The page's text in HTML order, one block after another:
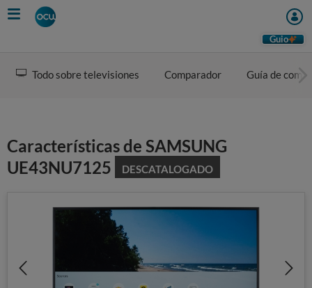
Skip
to
Guio
Todo sobre televisiones Comparador Guía de
Características de SAMSUNG
UE43NU7125
DESCATALOGADO